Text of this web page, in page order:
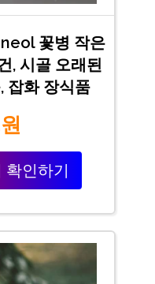
꽃병 작은
, 시골 오래된
잡화 장식품
확인하기